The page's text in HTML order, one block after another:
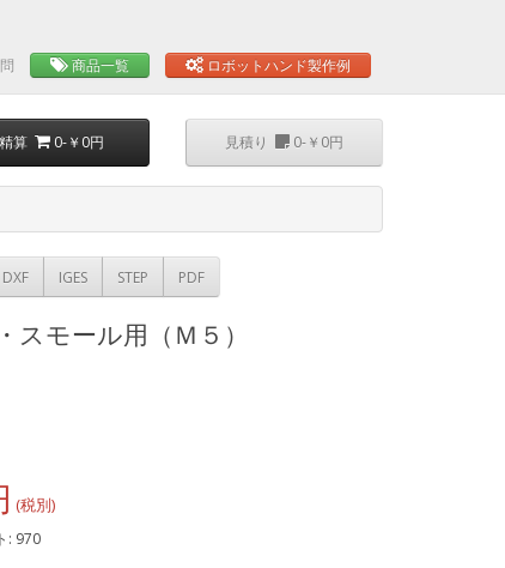
商品一覧 ロボットハンド製作例
精算 0-￥0円 見積り 0-￥0円
DXF IGES STEP PDF
スモール用（Ｍ５）
: 970